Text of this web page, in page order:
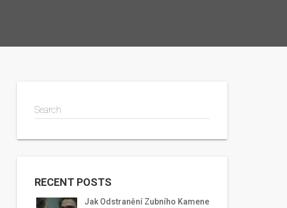
Search
RECENT POSTS
Jak Odstranění Zubního Kamene